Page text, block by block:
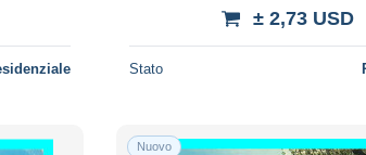
± 2,73 USD
Stato
Nuovo